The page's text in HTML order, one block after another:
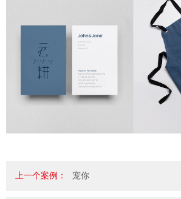
上一个案例： 宠你